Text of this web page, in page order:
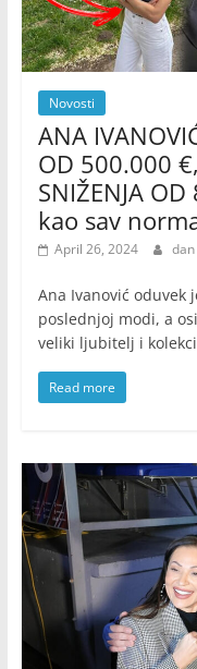
Novosti
ANA
OD 500.000
SNIŽENJA
kao sav
April 26, 2024 dan
Ana Ivanović oduvek
poslednjoj modi, a
veliki ljubitelj i
Read more